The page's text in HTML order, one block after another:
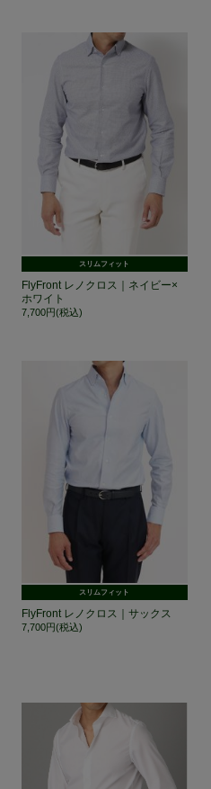
スリムフィット
FlyFront レノクロス｜ネイビー×
ホワイト
7,700円(税込)
スリムフィット
FlyFront レノクロス｜サックス
7,700円(税込)